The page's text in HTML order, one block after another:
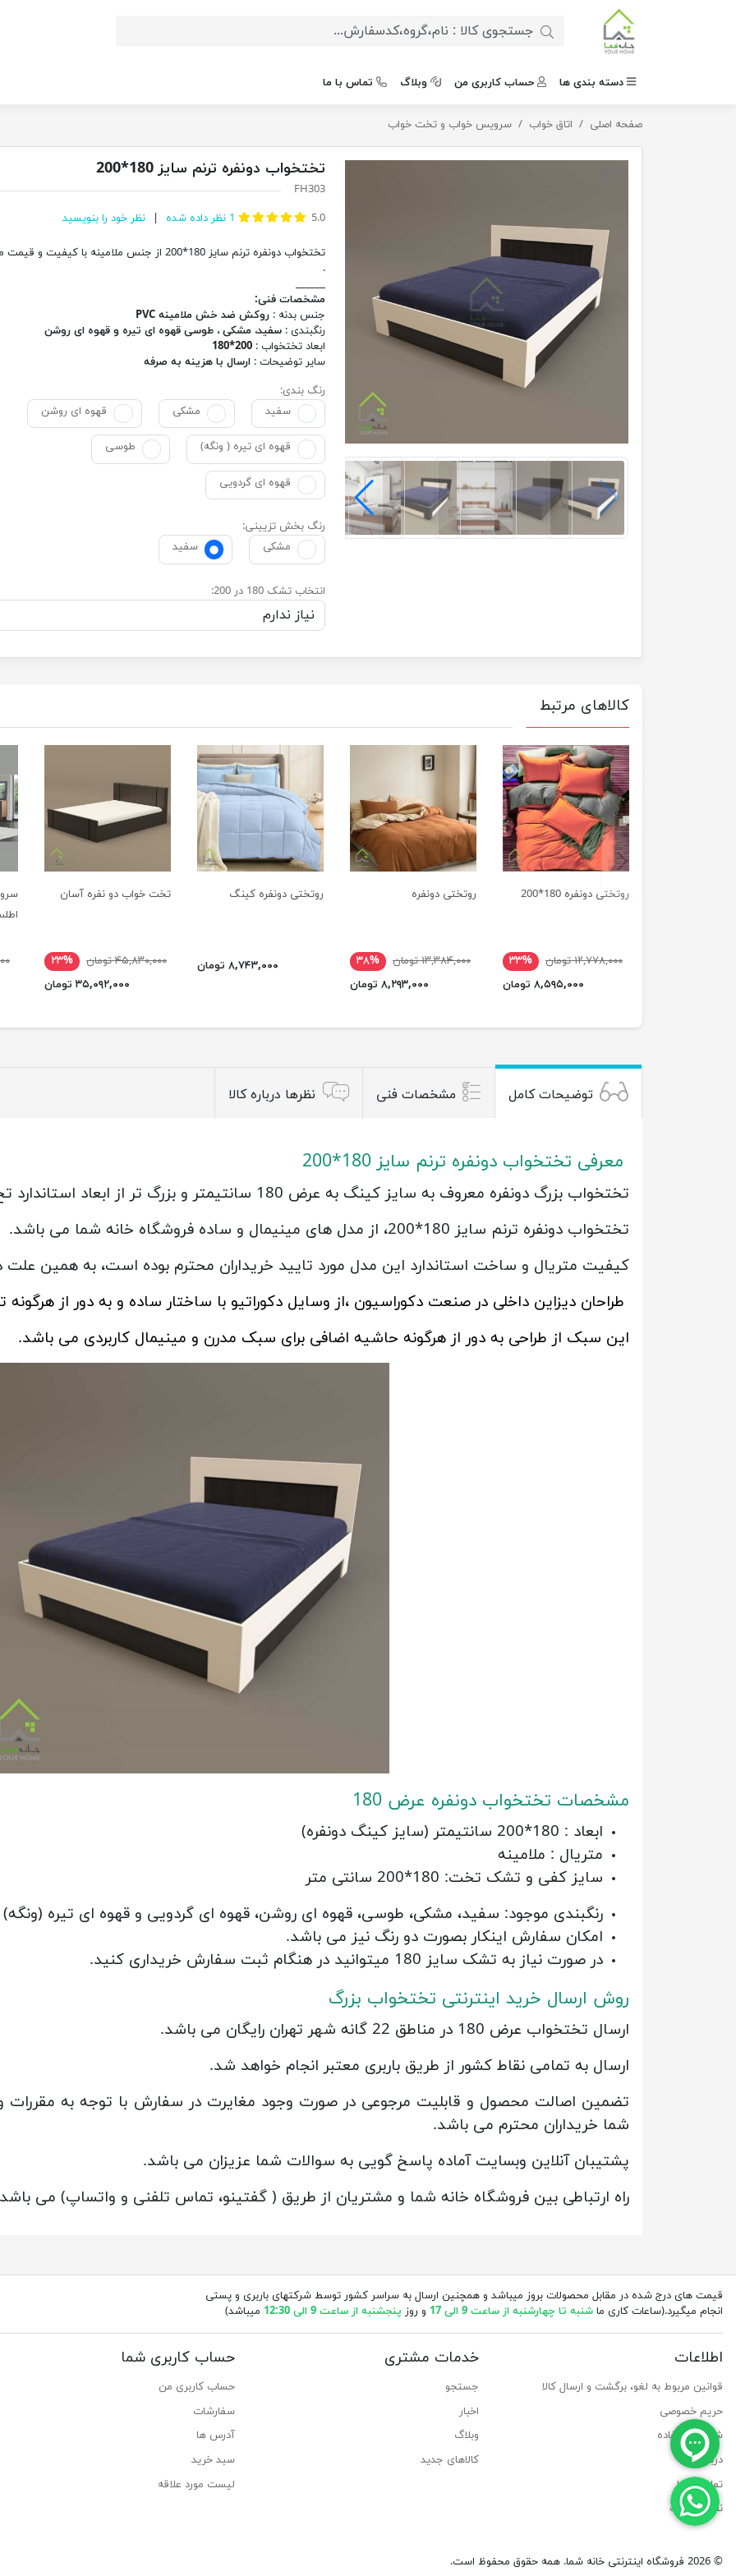
دسته بندی ها حساب کاربری من وبلاگ تماس با ما
صفحه اصلی اتاق خواب سرویس خواب و تخت خوابتختخواب دونفره ترنم سایز 180*200
تختخواب دونفره ترنم سایز 180*200
FH303
5.0
1 نظر داده شده نظر خود را بنویسید
تختخواب دونفره ترنم سایز 180*200 از جنس ملامینه با کیفیت و
.
______
مشخصات فنی:
جنس بدنه : روکش ضد خش ملامینه PVC
رنگبندی : سفید، مشکی ، طوسی قهوه ای تیره و قهوه ای روشن
ابعاد تختخواب : 200*180
سایر توضیحات : ارسال با هزینه به صرفه
رنگ بندی:
سفید
مشکی قهوه ای روشن
قهوه ای تیره ( ونگه) طوسی
قهوه ای گردویی
رنگ بخش تزیینی:
مشکی
سفید
انتخاب تشک 180 در 200:
کالاهای مرتبط
روتختی دونفره 180*200
۱۲,۷۷۸,۰۰۰ تومان
۳۳%
۸,۵۹۵,۰۰۰ تومان
روتختی دونفره
۱۳,۳۸۴,۰۰۰ تومان
۳۸%
۸,۲۹۳,۰۰۰ تومان
روتختی دونفره کینگ
۸,۷۴۳,۰۰۰ تومان
تخت خواب دو نفره آسان
۴۵,۸۳۰,۰۰۰ تومان
۲۳%
۳۵,۰۹۲,۰۰۰ تومان
previus
توضیحات کامل مشخصات فنی نظرها درباره کالا
معرفی تختخواب دونفره ترنم سایز 180*200
تختخواب بزرگ دونفره معروف به سایز کینگ به عرض 180 سانتیمتر و بزرگ تر از ابعاد استاندارد تخ خواب دونفره می باشد.
تختخواب دونفره ترنم سایز 180*200، از مدل های مینیمال و ساده فروشگاه خانه شما می باشد.
کیفیت متریال و ساخت استاندارد این مدل مورد تایید خریداران محترم بوده است، به همین علت در سایز 180 نیز آماده
طراحان دیزاین داخلی در صنعت دکوراسیون ،از وسایل دکوراتیو با ساختار ساده و به دور از
این سبک از طراحی به دور از هرگونه حاشیه اضافی برای سبک مدرن و مینیمال کاربردی می باشد.
مشخصات تختخواب دونفره عرض 180
ابعاد : 180*200 سانتیمتر (سایز کینگ دونفره)
متریال : ملامینه
سایز کفی و تشک تخت: 180*200 سانتی متر
رنگبندی موجود: سفید، مشکی، طوسی، قهوه ای روشن، قهوه ای گردویی و قهوه ای تیره (ونگه)
امکان سفارش اینکار بصورت دو رنگ نیز می باشد.
در صورت نیاز به تشک سایز 180 میتوانید در هنگام ثبت سفارش خریداری کنید.
روش ارسال خرید اینترنتی تختخواب بزرگ
ارسال تختخواب عرض 180 در مناطق 22 گانه شهر تهران رایگان می باشد.
ارسال به تمامی نقاط کشور از طریق باربری معتبر انجام خواهد شد.
تضمین اصالت محصول و قابلیت مرجوعی در صورت وجود مغایرت در سفارش با توجه به مقررات
شما خریداران محترم می باشد.
پشتیبان آنلاین وبسایت آماده پاسخ گویی به سوالات شما عزیزان می باشد.
راه ارتباطی بین فروشگاه خانه شما و مشتریان از طریق ( گفتینو، تماس تلفنی و واتساپ) می
قیمت های درج شده در مقابل محصولات بروز میباشد و همچنین ارسال به سراسر کشور توسط شرکتهای باربری و پستی
انجام میگیرد.(ساعات کاری ما شنبه تا چهارشنبه از ساعت 9 الی 17 و روز پنجشنبه از ساعت 9 الی 12:30 میباشد)
اطلاعات
قوانین مربوط به لغو، برگشت و ارسال کالا
حریم خصوصی
شرایط استفاده
درباره ما
تماس با ما
نقشه سایت
خدمات مشتری
جستجو
اخبار
وبلاگ
کالاهای جدید
حساب کاربری شما
حساب کاربری من
سفارشات
آدرس ها
سبد خرید
لیست مورد علاقه
© 2026 فروشگاه اینترنتی خانه شما. همه حقوق محفوظ است.